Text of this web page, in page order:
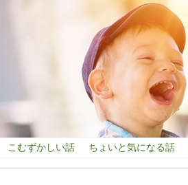
こむずかしい話 ちょいと気になる話